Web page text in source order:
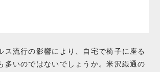
ス流行の影響により、自宅で椅子に座る
多いのではないでしょうか。米沢緞通の